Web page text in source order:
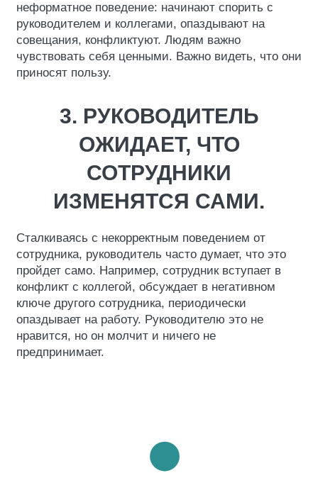
неформатное поведение: начинают спорить с
руководителем и коллегами, опаздывают на
совещания, конфликтуют. Людям важно
чувствовать себя ценными. Важно видеть, что они
приносят пользу.
3. РУКОВОДИТЕЛЬ
ОЖИДАЕТ, ЧТО
СОТРУДНИКИ
ИЗМЕНЯТСЯ САМИ.
Сталкиваясь с некорректным поведением от
сотрудника, руководитель часто думает, что это
пройдет само. Например, сотрудник вступает в
конфликт с коллегой, обсуждает в негативном
ключе другого сотрудника, периодически
опаздывает на работу. Руководителю это не
нравится, но он молчит и ничего не
предпринимает.